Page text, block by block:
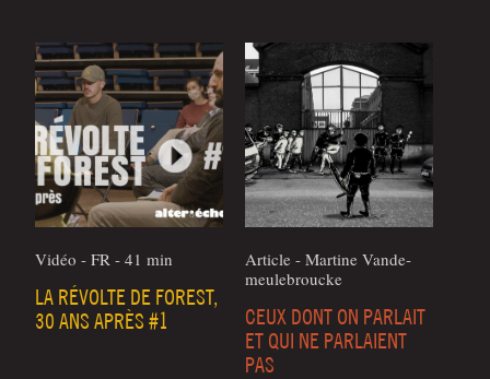
Vidéo - FR - 41 min
LA RÉVOLTE DE FOREST,
30 ANS APRÈS #1
Article - Mar­tine Van­de­
meu­le­broucke
CEUX DONT ON PARLAIT
ET QUI NE PARLAIENT
PAS